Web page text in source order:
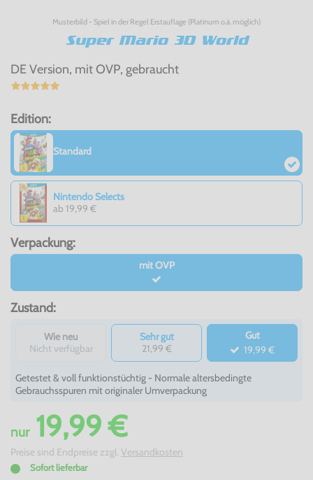
Musterbild - Spiel in der Regel Erstauflage (Platinum o.ä. möglich)
Super Mario 3D World
DE Version, mit OVP, gebraucht
Edition:
Standard
Nintendo Selects
ab 19,99 €
Verpackung:
mit OVP
Zustand:
Wie neu
Nicht verfügbar
Sehr gut
21,99 €
Gut
19,99 €
Getestet & voll funktionstüchtig - Normale altersbedingte
Gebrauchsspuren mit originaler Umverpackung
nur19,99 €
Preise sind Endpreise zzgl. Versandkosten
Sofort lieferbar